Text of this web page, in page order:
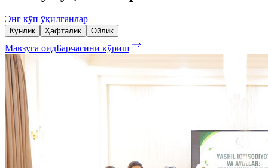
Энг кўп ўқилганлар
Кунлик Ҳафталик Ойлик
Мавзуга оидБарчасини кўриш